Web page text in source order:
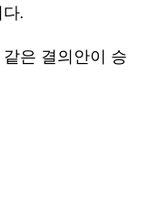
.
은 결의안이 승